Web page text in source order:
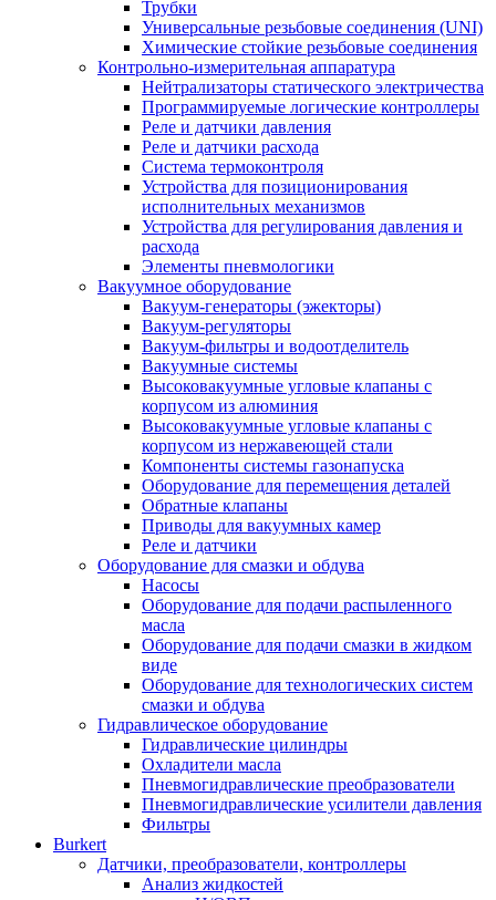
Трубки
Универсальные резьбовые соединения (UNI)
Химические стойкие резьбовые соединения
Контрольно-измерительная аппаратура
Нейтрализаторы статического электричества
Программируемые логические контроллеры
Реле и датчики давления
Реле и датчики расхода
Система термоконтроля
Устройства для позиционирования
исполнительных механизмов
Устройства для регулирования давления и
расхода
Элементы пневмологики
Вакуумное оборудование
Вакуум-генераторы (эжекторы)
Вакуум-регуляторы
Вакуум-фильтры и водоотделитель
Вакуумные системы
Высоковакуумные угловые клапаны с
корпусом из алюминия
Высоковакуумные угловые клапаны с
корпусом из нержавеющей стали
Компоненты системы газонапуска
Оборудование для перемещения деталей
Обратные клапаны
Приводы для вакуумных камер
Реле и датчики
Оборудование для смазки и обдува
Насосы
Оборудование для подачи распыленного
масла
Оборудование для подачи смазки в жидком
виде
Оборудование для технологических систем
смазки и обдува
Гидравлическое оборудование
Гидравлические цилиндры
Охладители масла
Пневмогидравлические преобразователи
Пневмогидравлические усилители давления
Фильтры
Burkert
Датчики, преобразователи, контроллеры
Анализ жидкостей